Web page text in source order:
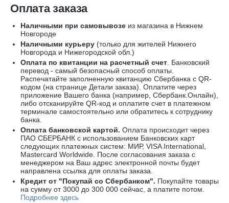
Оплата заказа
Наличными при самовывозе из магазина в Нижнем
Новгороде
Наличными курьеру (только для жителей Нижнего
Новгорода и Нижегородской обл.)
Оплата по квитанции на расчетный счет. Банковский
перевод - самый безопасный способ оплаты.
Распечатайте заполненную квитанцию Сбербанка с QR-
кодом (на странице Детали заказа). Оплатите через
приложение Вашего банка (например, Сбербанк.Онлайн),
либо отсканируйте QR-код и оплатите счет в платежном
терминале самостоятельно или обратитесь к сотруднику
банка.
Оплата банковской картой. Оплата происходит через
ПАО СБЕРБАНК с использованием Банковских карт
следующих платежных систем: МИР, VISA International,
Mastercard Worldwide. После согласования заказа с
менеджером на Ваш адрес электронной почты будет
направлена ссылка для оплаты заказа.
Кредит от "Покупай со Сбербанком". Покупайте товары
на сумму от 3000 до 300 000 сейчас, а платите потом.
Подробнее здесь